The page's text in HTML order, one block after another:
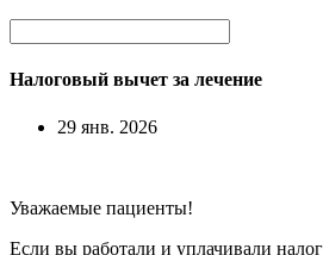
Налоговый вычет за лечение
29 янв. 2026
Уважаемые пациенты!
Если вы работали и уплачивали